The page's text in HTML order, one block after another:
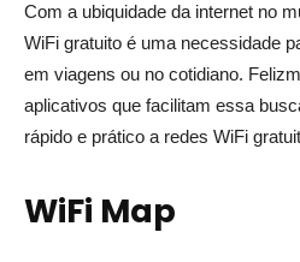
Com a ubiquidade da internet no
WiFi gratuito é uma necessidade
em viagens ou no cotidiano.
aplicativos que facilitam essa
rápido e prático a redes WiFi
WiFi Map